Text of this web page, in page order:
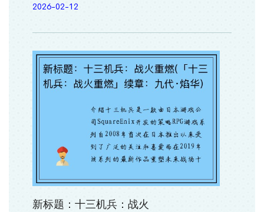
2026-02-12
新标题：十三机兵：战火